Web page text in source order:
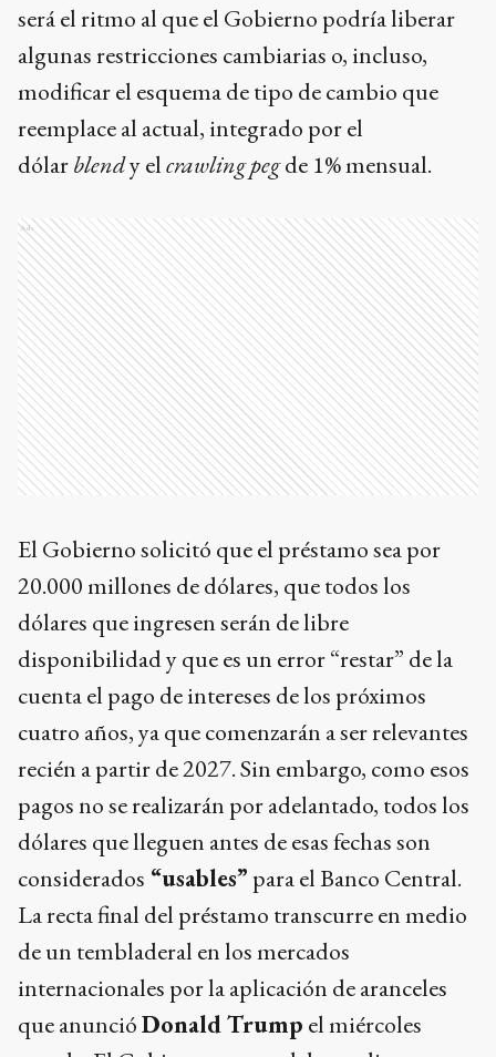
será el ritmo al que el Gobierno podría liberar
algunas restricciones cambiarias o, incluso,
modificar el esquema de tipo de cambio que
reemplace al actual, integrado por el
dólarblendy elcrawling pegde 1% mensual.
Ads
El Gobierno solicitó que el préstamo sea por
20.000 millones de dólares, que todos los
dólares que ingresen serán de libre
disponibilidad y que es un error “restar” de la
cuenta el pago de intereses de los próximos
cuatro años, ya que comenzarán a ser relevantes
recién a partir de 2027. Sin embargo, como esos
pagos no se realizarán por adelantado, todos los
dólares que lleguen antes de esas fechas son
considerados “usables” para el Banco Central.
La recta final del préstamo transcurre en medio
de un tembladeral en los mercados
internacionales por la aplicación de aranceles
que anuncióDonald Trump el miércoles